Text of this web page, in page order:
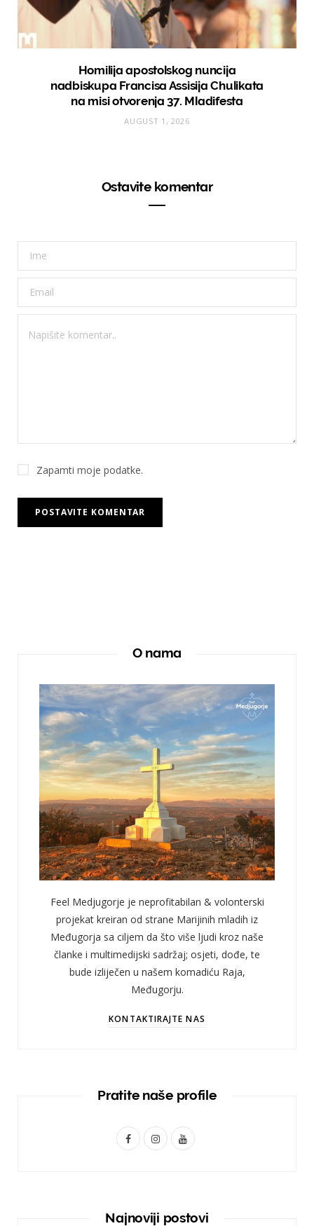
Homilija apostolskog nuncija
nadbiskupa Francisa Assisija Chulikata
na misi otvorenja 37. Mladifesta
AUGUST 1, 2026
Ostavite komentar
Zapamti moje podatke.
O nama
Feel Medjugorje je neprofitabilan & volonterski
projekat kreiran od strane Marijinih mladih iz
Međugorja sa ciljem da što više ljudi kroz naše
članke i multimedijski sadržaj; osjeti, dođe, te
bude izliječen u našem komadiću Raja,
Međugorju.
KONTAKTIRAJTE NAS
Pratite naše profile
F
I
t
Y
T
Najnoviji postovi